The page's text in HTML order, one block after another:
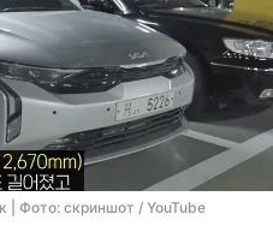
| Фото: скриншот / YouTube